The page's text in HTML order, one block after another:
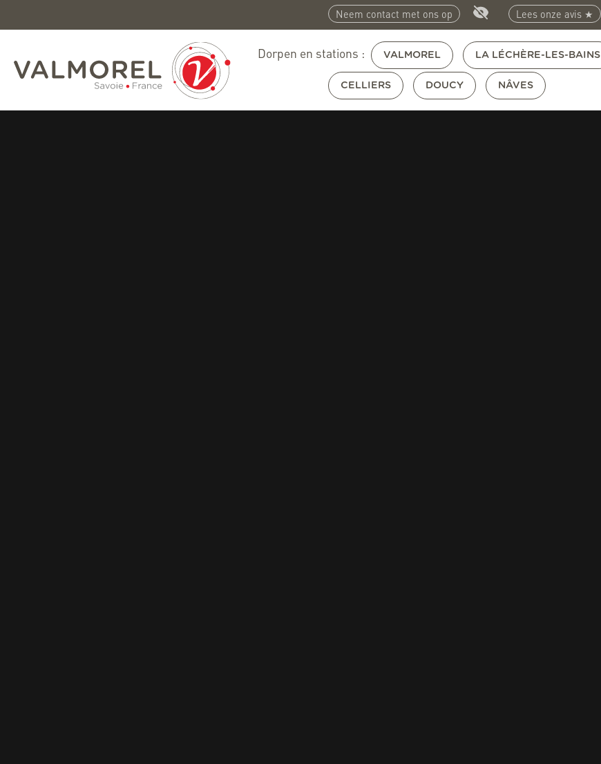
Neem contact met ons op Lees onze avis ★
Dorpen en stations : VALMOREL LA LÉCHÈRE-LES-BAINS
CELLIERS DOUCY NÂVES